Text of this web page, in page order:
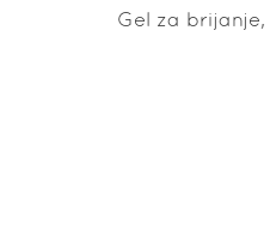
Gel za brijanje,